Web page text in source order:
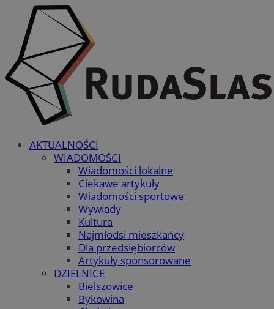
AKTUALNOŚCI
WIADOMOŚCI
Wiadomości lokalne
Ciekawe artykuły
Wiadomości sportowe
Wywiady
Kultura
Najmłodsi mieszkańcy
Dla przedsiębiorców
Artykuły sponsorowane
DZIELNICE
Bielszowice
Bykowina